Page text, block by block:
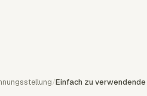
/Einfach zu